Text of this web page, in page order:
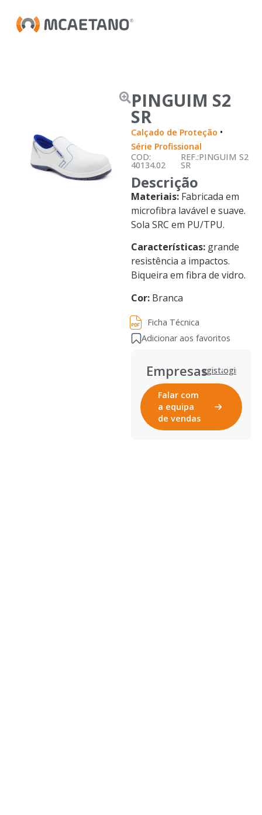
PINGUIM S2
SR
Calçado de Proteção •
Série Profissional
COD:
40134.02
REF.:PINGUIM S2
SR
Descrição
Materiais: Fabricada em
microfibra lavável e suave.
Sola SRC em PU/TPU.
Características: grande
resistência a impactos.
Biqueira em fibra de vidro.
Cor: Branca
Ficha Técnica
Adicionar aos favoritos
EmpresasRegistarLogin
Falar com
a equipa
de vendas